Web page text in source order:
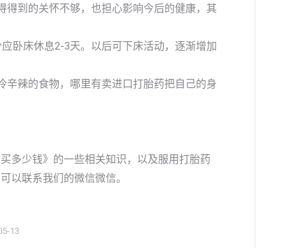
到的关怀不够，也担心影响今后的健康，其
卧床休息2-3天。以后可下床活动，逐渐增加
辛辣的食物，哪里有卖进口打胎药把自己的身
多少钱》的一些相关知识，以及服用打胎药
以联系我们的微信微信。
13